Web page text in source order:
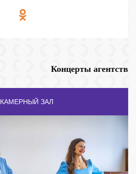
Концерты агентств
КАМЕРНЫЙ ЗАЛ